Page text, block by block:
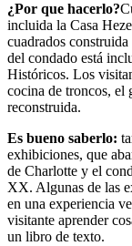
¿Por que hacerlo?
incluida la Casa
cuadrados
del condado está
Históricos. Los
cocina de troncos, el
reconstruida.
Es bueno saberlo:
exhibiciones, que
de Charlotte y el
XX. Algunas de las
en una experiencia
visitante aprender
un libro de texto.